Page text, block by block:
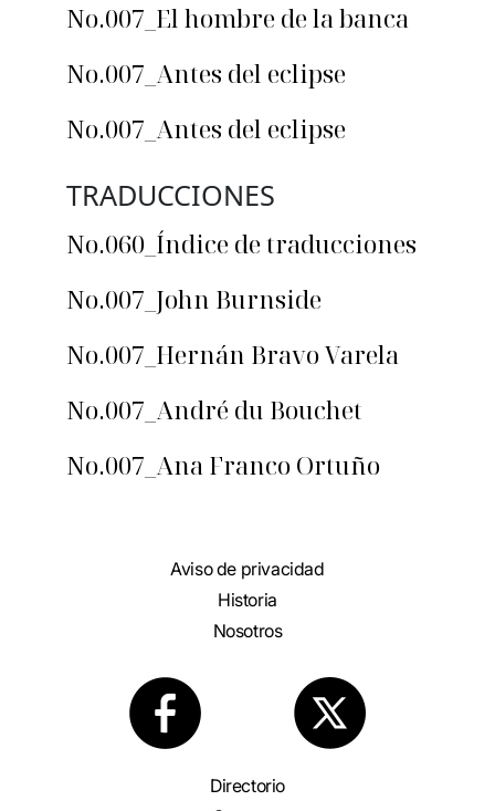
No.007_El hombre de la banca
No.007_Antes del eclipse
No.007_Antes del eclipse
TRADUCCIONES
No.060_Índice de traducciones
No.007_John Burnside
No.007_Hernán Bravo Varela
No.007_André du Bouchet
No.007_Ana Franco Ortuño
Aviso de privacidad
Historia
Nosotros
Directorio